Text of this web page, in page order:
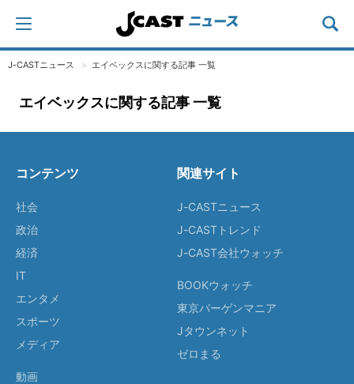
J-CASTニュース エイベックスに関する記事 一覧
エイベックスに関する記事 一覧
コンテンツ
社会
政治
経済
IT
エンタメ
スポーツ
メディア
動画
関連サイト
J-CASTニュース
J-CASTトレンド
J-CAST会社ウォッチ
BOOKウォッチ
東京バーゲンマニア
Jタウンネット
ゼロまる